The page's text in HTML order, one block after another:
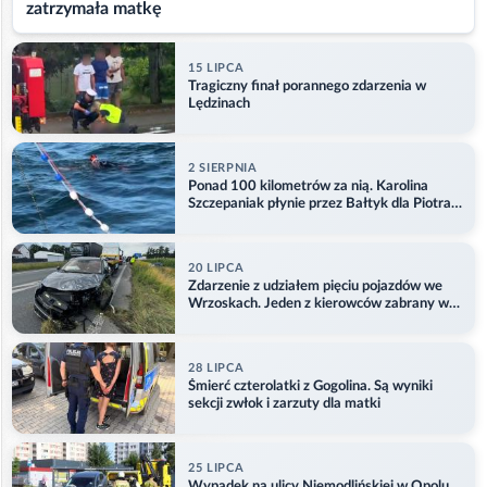
zatrzymała matkę
15 LIPCA
Tragiczny finał porannego zdarzenia w
Lędzinach
2 SIERPNIA
Ponad 100 kilometrów za nią. Karolina
Szczepaniak płynie przez Bałtyk dla Piotra.
20 LIPCA
Zdarzenie z udziałem pięciu pojazdów we
Wrzoskach. Jeden z kierowców zabrany w
28 LIPCA
Śmierć czterolatki z Gogolina. Są wyniki
sekcji zwłok i zarzuty dla matki
25 LIPCA